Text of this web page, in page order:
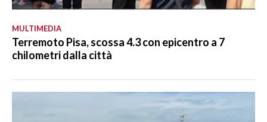
MULTIMEDIA
Terremoto Pisa, scossa 4.3 con epicentro a 7
chilometri dalla città